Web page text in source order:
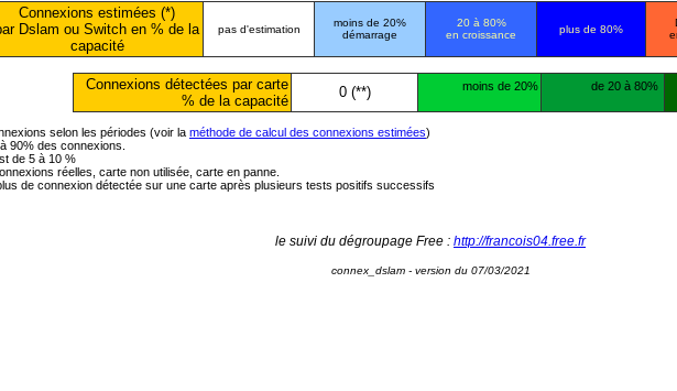
Connexions estimées (*)
Dslam ou Switch en % de la
capacité
pas d'estimation
moins de 20%
démarrage
20 à 80%
en croissance
plus de 80%
Connexions détectées par carte
% de la capacité
0 (**) moins de 20% de 20 à 80%
selon les périodes (voir la méthode de calcul des connexions estimées)
90% des connexions.
de 5 à 10 %
réelles, carte non utilisée, carte en panne.
de connexion détectée sur une carte après plusieurs tests positifs successifs
le suivi du dégroupage Free : http://francois04.free.fr
connex_dslam - version du 07/03/2021